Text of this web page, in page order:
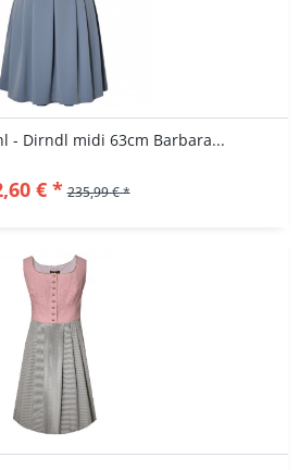
- Dirndl midi 63cm Barbara...
€ * 235,99 € *